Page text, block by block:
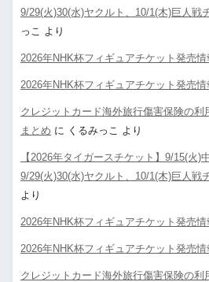
9/29(火)30(水)ヤクルト、10/1(木)巨人戦
っこ より
2026年NHK杯フィギュアチケット発売情
2026年NHK杯フィギュアチケット発売情
クレジットカード海外旅行傷害保険の利
まとめ に くるみっこ より
【2026年タイガースチケット】9/15(火)
9/29(火)30(水)ヤクルト、10/1(木)巨人戦
より
2026年NHK杯フィギュアチケット発売情
2026年NHK杯フィギュアチケット発売情
クレジットカード海外旅行傷害保険の利